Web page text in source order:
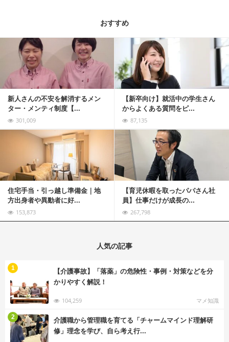
おすすめ
新人さんの不安を解消するメン
ター・メンティ制度【...
301,009
【新卒向け】就活中の学生さん
からよくある質問をピ...
87,135
記事を読む
住宅手当・引っ越し準備金｜地
方出身者や異動者に好...
153,873
【育児休暇を取ったパパさん社
員】仕事だけが成長の...
267,798
記事を読む
人気の記事
【介護事故】「落薬」の危険性・事例・対策などを分
かりやすく解説！
104,259 マメ知識
1
介護職から管理職を育てる「チャームマインド理解研
修」理念を学び、自ら考え行...
2